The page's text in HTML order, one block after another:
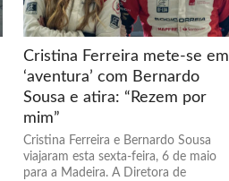
Cristina Ferreira mete-se em
‘aventura’ com Bernardo
Sousa e atira: “Rezem por
mim”
Cristina Ferreira e Bernardo Sousa
viajaram esta sexta-feira, 6 de maio
para a Madeira. A Diretora de